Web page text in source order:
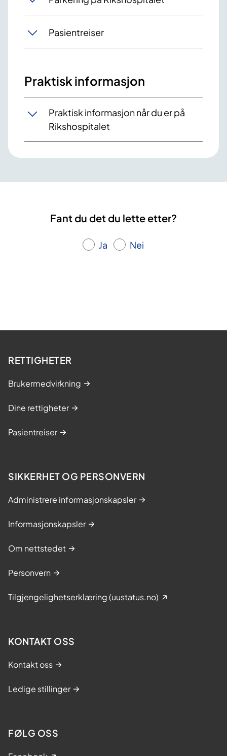
Pasientreiser
Praktisk informasjon
Praktisk informasjon når du er på
Rikshospitalet
Fant du det du lette etter?
Ja Nei
RETTIGHETER
Brukermedvirkning
Dine rettigheter
Pasientreiser
SIKKERHET OG PERSONVERN
Administrere informasjonskapsler
Informasjonskapsler
Om nettstedet
Personvern
Tilgjengelighetserklæring (uustatus.no)
KONTAKT OSS
Kontakt oss
Ledige stillinger
FØLG OSS